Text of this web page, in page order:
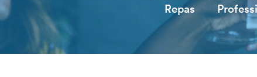
Repas